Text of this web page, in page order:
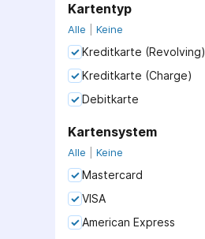
Kartentyp
Alle Keine
Kreditkarte (Revolving)
Kreditkarte (Charge)
Debitkarte
Kartensystem
Alle Keine
Mastercard
VISA
American Express